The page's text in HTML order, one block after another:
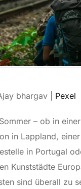
bhargav | Pexel
– ob in
in Lappland,
in Portugal
Kunststädte
sind überall zu